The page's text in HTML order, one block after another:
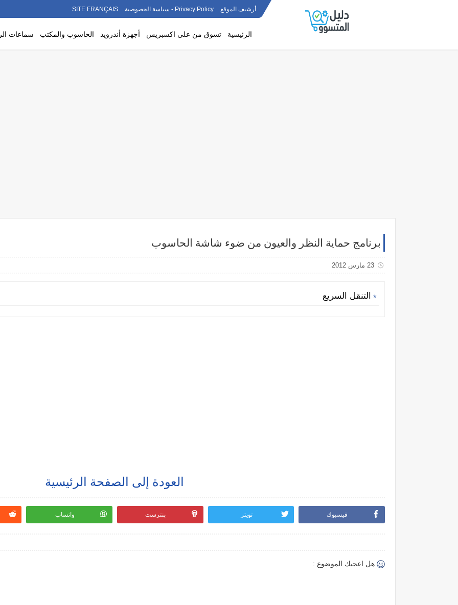
أرشيف الموقع Privacy Policy - سياسة الخصوصية SITE FRANÇAIS
الرئيسية تسوق من على اكسبريس أجهزة أندرويد الحاسوب والمكتب سماعات
برنامج حماية النظر والعيون من ضوء شاشة الحاسوب
23 مارس 2012
التنقل السريع
العودة إلى الصفحة الرئيسية
فيسبوك تويتر بنترست واتساب
هل اعجبك الموضوع :